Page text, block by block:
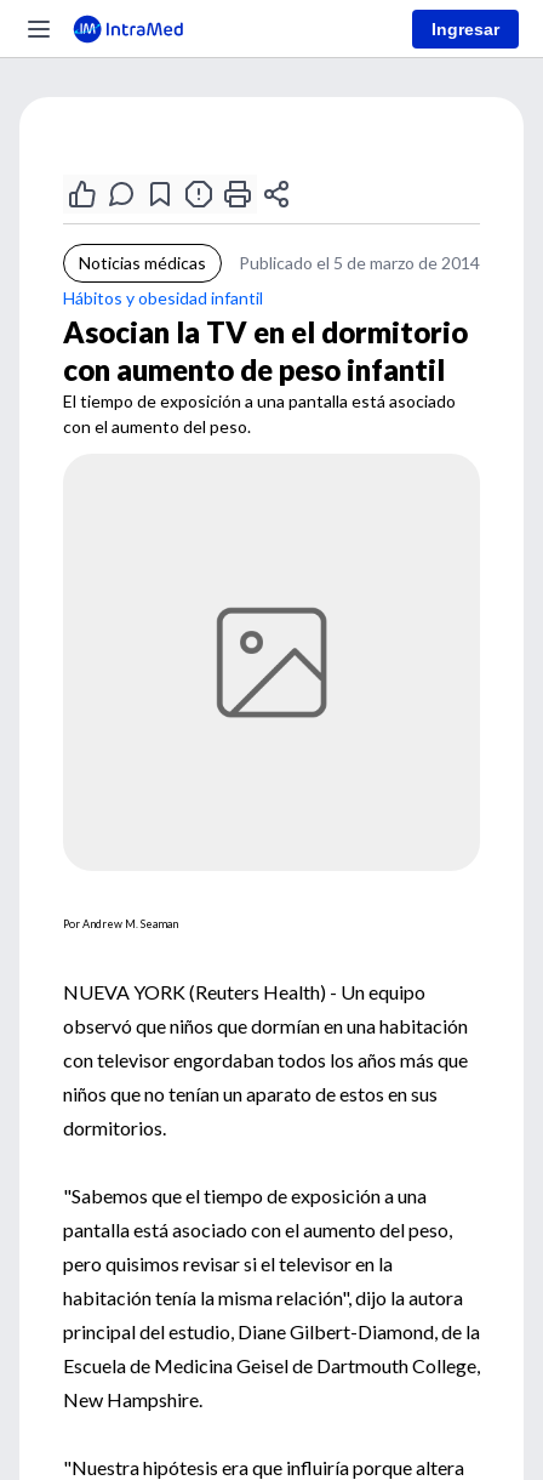
Ingresar
Noticias médicas
Publicado el 5 de marzo de 2014
Hábitos y obesidad infantil
Asocian la TV en el dormitorio
con aumento de peso infantil
El tiempo de exposición a una pantalla está asociado
con el aumento del peso.
Por Andrew M. Seaman
NUEVA YORK (Reuters Health) - Un equipo
observó que niños que dormían en una habitación
con televisor engordaban todos los años más que
niños que no tenían un aparato de estos en sus
dormitorios.
"Sabemos que el tiempo de exposición a una
pantalla está asociado con el aumento del peso,
pero quisimos revisar si el televisor en la
habitación tenía la misma relación", dijo la autora
principal del estudio, Diane Gilbert-Diamond, de la
Escuela de Medicina Geisel de Dartmouth College,
New Hampshire.
"Nuestra hipótesis era que influiría porque altera